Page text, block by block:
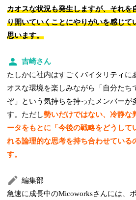
カオスな状況も発生しますが、それを
り開いていくことにやりがいを感じて
思います。
吉崎さん
たしかに社内はすごくバイタリティに
オスな環境を楽しみながら「自分たち
ぞ」という気持ちを持ったメンバーが
す。ただし勢いだけではない、冷静な
ータをもとに「今後の戦略をどうして
れる論理的な思考を持ち合わせている
す。
編集部
急速に成長中のMicoworksさんには、